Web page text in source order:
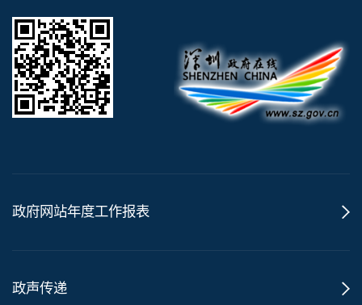
政府网站年度工作报表
政声传递